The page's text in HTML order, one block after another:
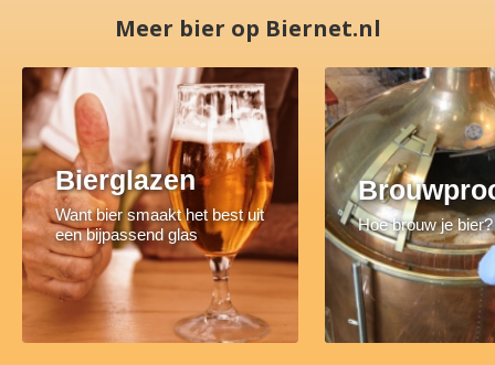
Meer bier op Biernet.nl
Bierglazen
Want bier smaakt het best uit
een bijpassend glas
Hoe brouw je bier?